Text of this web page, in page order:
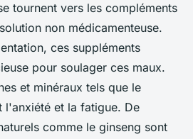
tournent vers les compléments
non médicamenteuse.
ces suppléments
pour soulager ces maux.
et minéraux tels que le
l'anxiété et la fatigue. De
comme le ginseng sont